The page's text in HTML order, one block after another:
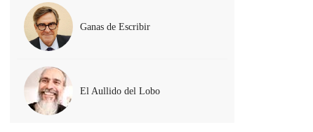
Ganas de Escribir
El Aullido del Lobo